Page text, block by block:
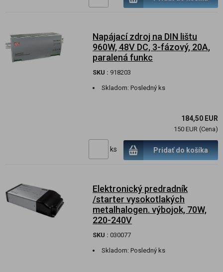
Napájací zdroj na DIN lištu
960W, 48V DC, 3-fázový, 20A,
paralená funkc
SKU : 918203
Skladom:Posledný ks
184,50 EUR
150 EUR (Cena)
ks Pridať do košíka
Elektronický predradník
/starter vysokotlakých
metalhalogen. výbojok, 70W,
220-240V
SKU : 030077
Skladom:Posledný ks